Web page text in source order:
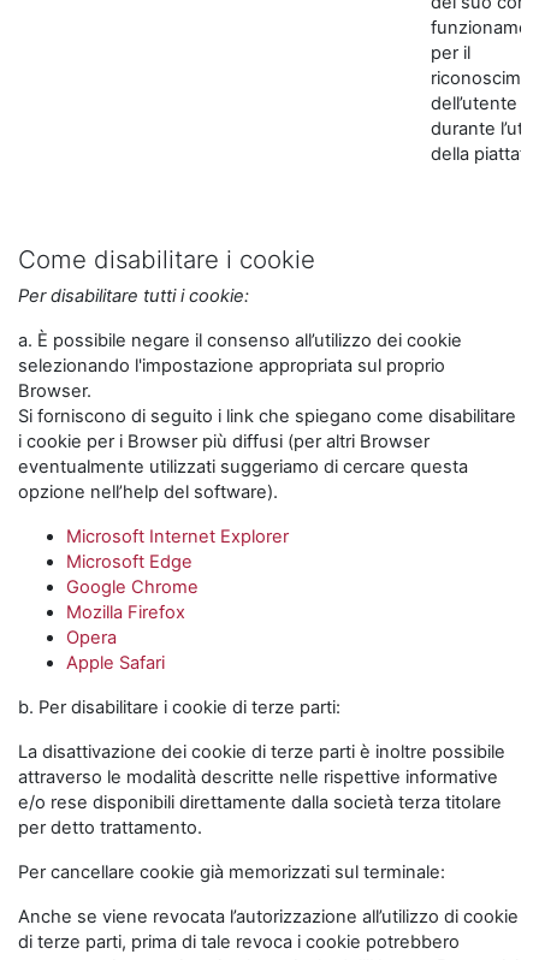
per il
dell’utente
durante
della
Come disabilitare i cookie
Per disabilitare tutti i cookie:
a. È possibile negare il consenso all’utilizzo dei cookie
selezionando l'impostazione appropriata sul proprio
Browser.
Si forniscono di seguito i link che spiegano come disabilitare
i cookie per i Browser più diffusi (per altri Browser
eventualmente utilizzati suggeriamo di cercare questa
opzione nell’help del software).
Microsoft Internet Explorer
Microsoft Edge
Google Chrome
Mozilla Firefox
Opera
Apple Safari
b. Per disabilitare i cookie di terze parti:
La disattivazione dei cookie di terze parti è inoltre possibile
attraverso le modalità descritte nelle rispettive informative
e/o rese disponibili direttamente dalla società terza titolare
per detto trattamento.
Per cancellare cookie già memorizzati sul terminale:
Anche se viene revocata l’autorizzazione all’utilizzo di cookie
di terze parti, prima di tale revoca i cookie potrebbero